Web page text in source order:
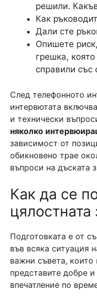
решили.
Как
Дали сте
Опишете
грешка,
справили със
След телефонното
интервютата
и технически
няколко
зависимост от
обикновено трае
въпроси на дъската
Как да се
цялостната
Подготовката е от
във всяка ситуация
важни съвета,
представите добре
впечатление по